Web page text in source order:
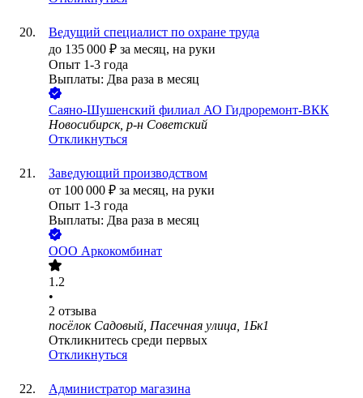
Ведущий специалист по охране труда
до 135 000 ₽ за месяц, на руки
Опыт 1-3 года
Выплаты: Два раза в месяц
Саяно-Шушенский филиал АО Гидроремонт-ВКК
Новосибирск, р-н Советский
Откликнуться
Заведующий производством
от 100 000 ₽ за месяц, на руки
Опыт 1-3 года
Выплаты: Два раза в месяц
ООО Аркокомбинат
1.2
•
2 отзыва
посёлок Садовый, Пасечная улица, 1Бк1
Откликнитесь среди первых
Откликнуться
Администратор магазина